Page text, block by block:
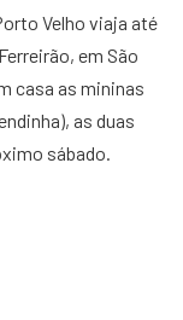
Velho viaja até
em São
casa as mininas
as duas
sábado.